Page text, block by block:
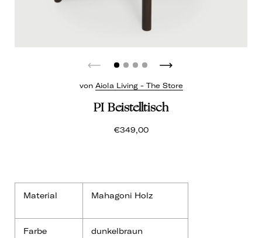
PI Beistelltisch
von Aiola Living - The Store
€349,00
Material Mahagoni Holz
Farbe dunkelbraun